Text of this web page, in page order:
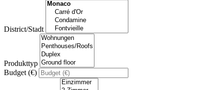
District/Stadt
Produkttyp
Budget (€)